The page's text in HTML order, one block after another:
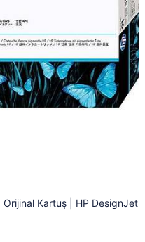
Kartuş | HP DesignJet